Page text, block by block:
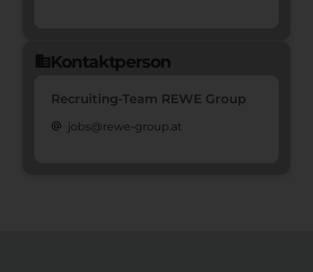
domainKontaktperson
Recruiting-Team REWE Group
alternate_email jobs@rewe-group.at